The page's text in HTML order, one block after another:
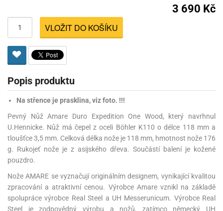
3 690 Kč
VLOŽIT DO KOŠÍKU
Popis produktu
Na střence je prasklina, viz foto. !!!
Pevný Nůž Amare Duro Expedition One Wood, který navrhnul
U.Hennicke. Nůž má čepel z oceli Böhler K110 o délce 118 mm a
tloušťce 3,5 mm. Celková délka nože je 118 mm, hmotnost nože 176
g. Rukojeť nože je z asijského dřeva. Součástí balení je kožené
pouzdro.
Nože AMARE se vyznačují originálním designem, vynikající kvalitou
zpracování a atraktivní cenou. Výrobce Amare vznikl na základě
spolupráce výrobce Real Steel a UH Messerunicum. Výrobce Real
Steel je zodpovědný výrobu a nožů, zatímco německý UH